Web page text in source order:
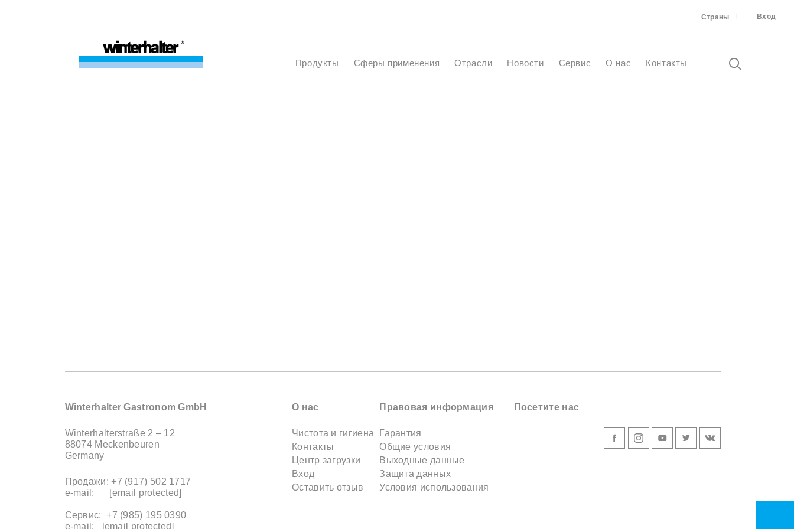
Страны Вход
Продукты Сферы применения Отрасли Новости Сервис О нас Контакты
Winterhalter Gastronom GmbH
Winterhalterstraße 2 – 12
88074 Meckenbeuren
Germany
Продажи: +7 (917) 502 1717
e-mail: [email protected]
Сервис: +7 (985) 195 0390
e-mail:
[email protected]
О нас
Чистота и гигиена
Контакты
Центр загрузки
Вход
Оставить отзыв
Правовая информация
Гарантия
Общие условия
Выходные данные
Защита данных
Условия использования
Посетите нас